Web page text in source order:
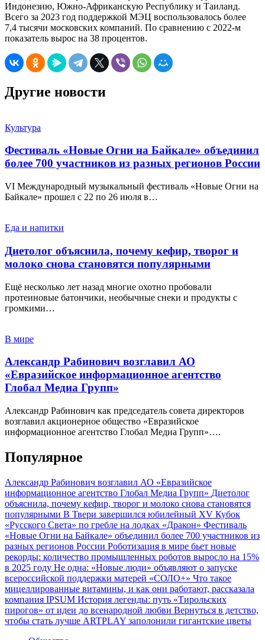
Индонезию, Южно-Африканскую Республику и Таиланд.
Всего за 2023 год поддержкой МЭЦ воспользовалось более
7,4 тысячи московских компаний. По сравнению с 2022-м
показатель вырос на 38 процентов.
Другие новости
Культура
Фестиваль «Новые Огни на Байкале» объединил
более 700 участников из разных регионов России
VI Международный музыкальный фестиваль «Новые Огни на
Байкале» прошел с 22 по 26 июля в…
Еда и напитки
Диетолог объяснила, почему кефир, творог и
молоко снова становятся популярными
Ещё несколько лет назад многие охотно пробовали
протеиновые батончики, необычные снеки и продукты с
громкими…
В мире
Александр Рабинович возглавил АО
«Евразийское информационное агентство
Глобал Медиа Групп»
Александр Рабинович как председатель совета директоров
возглавил акционерное общество «Евразийское
информационное агентство Глобал Медиа Групп»….
Популярное
Александр Рабинович возглавил АО «Евразийское
информационное агентство Глобал Медиа Групп» Диетолог
объяснила, почему кефир, творог и молоко снова становятся
популярными В Твери завершился юбилейный XV Кубок
«Русского Света» по гребле на лодках «Дракон» Фестиваль
«Новые Огни на Байкале» объединил более 700 участников из
разных регионов России Роботизация в мире бьет новые
рекорды: количество промышленных роботов выросло на 15%
в 2025 году Не одна: «Новые люди» объявляют о запуске
всероссийской поддержки матерей «СОЛО+» Что такое
мицеллированные витамины, и как они работают, рассказала
компания IPSUM История легенды: путь «Тирольских
пирогов» от идеи до всенародной любви Вернуться в детство,
чтобы стать лучше ARTPLAY заполонили гигантские цветы